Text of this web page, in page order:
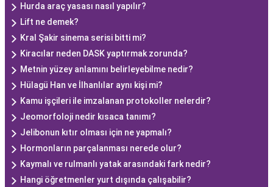
Hurda araç yasası nasıl yapılır?
Lift ne demek?
Kral Şakir sinema serisi bitti mi?
Kiracılar neden DASK yaptırmak zorunda?
Metnin yüzey anlamını belirleyebilme nedir?
Hülagü Han ve İlhanlılar aynı kişi mi?
Kamu işçileri ile imzalanan protokoller nelerdir?
Jeomorfoloji nedir kısaca tanımı?
Jelibonun kıtır olması için ne yapmalı?
Hormonların parçalanması nerede olur?
Kaymalı ve rulmanlı yatak arasındaki fark nedir?
Hangi öğretmenler yurt dışında çalışabilir?